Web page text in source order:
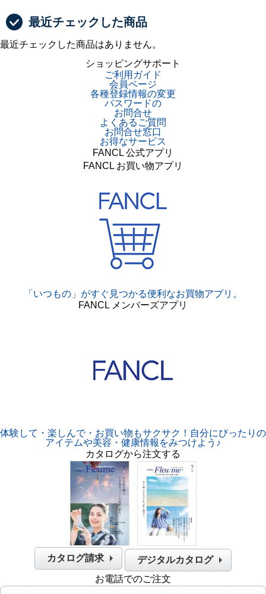
最近チェックした商品
最近チェックした商品はありません。
ショッピングサポート
ご利用ガイド
会員ページ
各種登録情報の変更
パスワードの
お問合せ
よくあるご質問
お問合せ窓口
お得なサービス
FANCL 公式アプリ
FANCL お買い物アプリ
「いつもの」がすぐ見つかる便利なお買物アプリ。
FANCL メンバーズアプリ
体験して・楽しんで・お買い物もサクサク！自分にぴったりの
アイテムや美容・健康情報をみつけよう♪
カタログから注文する
カタログ請求
デジタルカタログ
お電話でのご注文